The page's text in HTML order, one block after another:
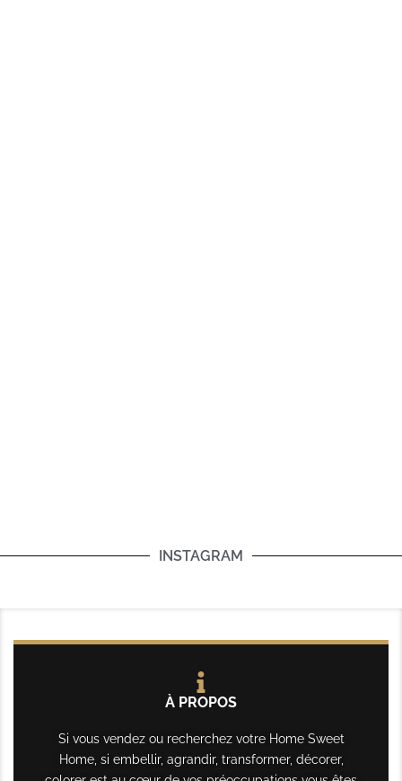
INSTAGRAM
À PROPOS
Si vous vendez ou recherchez votre Home Sweet
Home, si embellir, agrandir, transformer, décorer,